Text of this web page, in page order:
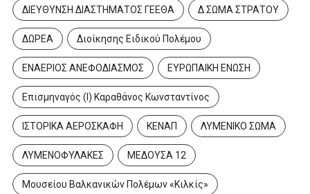
ΔΙΕΥΘΥΝΣΗ ΔΙΑΣΤΗΜΑΤΟΣ ΓΕΕΘΑ Δ ΣΩΜΑ ΣΤΡΑΤΟΥ
ΔΩΡΕΑ Διοίκησης Ειδικού Πολέμου
ΕΝΑΕΡΙΟΣ ΑΝΕΦΟΔΙΑΣΜΟΣ ΕΥΡΩΠΑΙΚΗ ΕΝΩΣΗ
Επισμηναγός (Ι) Καραθάνος Κωνσταντίνος
ΙΣΤΟΡΙΚΑ ΑΕΡΟΣΚΑΦΗ ΚΕΝΑΠ ΛΥΜΕΝΙΚΟ ΣΩΜΑ
ΛΥΜΕΝΟΦΥΛΑΚΕΣ ΜΕΔΟΥΣΑ 12
Μουσείου Βαλκανικών Πολέμων «Κιλκίς»